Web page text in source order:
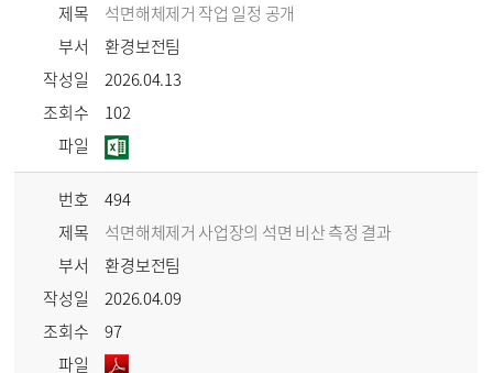
제목
석면해체제거 작업 일정 공개
부서
환경보전팀
작성일
2026.04.13
조회수
102
파일
번호
494
제목
석면해체제거 사업장의 석면 비산 측정 결과
부서
환경보전팀
작성일
2026.04.09
조회수
97
파일